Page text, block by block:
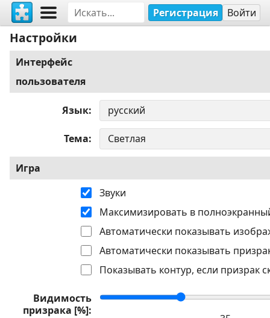
Регистрация Войти
Настройки
Интерфейс
пользователя
Язык
Тема
Игра
Звуки
Максимизировать в
Автоматически показывать
Автоматически показывать
Показывать контур, если призрак
Видимость
призрака [%]